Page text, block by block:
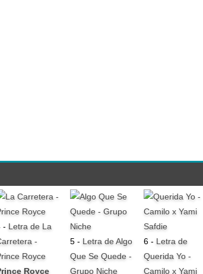
- Letra de La
-
Royce
Royce
5 - Letra de Algo
Que Se Quede -
Grupo Niche
6 - Letra de
Querida Yo -
Camilo x Yami